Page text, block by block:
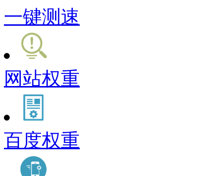
一键测速
网站权重
百度权重